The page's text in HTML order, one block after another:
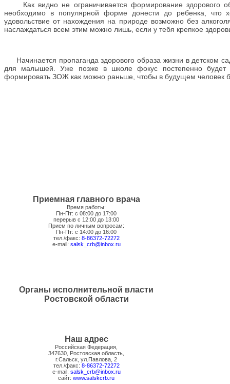
Как видно не ограничивается формирование здорового
необходимо в популярной форме донести до ребенка, что
удовольствие от нахождения на природе возможно без
наслаждаться всем этим можно лишь, если у тебя крепкое
Начинается пропаганда здорового образа жизни в детском
для малышей. Уже позже в школе фокус постепенно будет
формировать ЗОЖ как можно раньше, чтобы в будущем человек
Приемная главного врача
Время работы:
Пн-Пт: с 08:00 до 17:00
перерыв с 12:00 до 13:00
Прием по личным вопросам:
Пн-Пт: с 14:00 до 16:00
тел./факс: 8-86372-72272
e-mail: salsk_crb@inbox.ru
Органы исполнительной власти
Ростовской области
Наш адрес
Российская Федерация,
347630, Ростовская область,
г.Сальск, ул.Павлова, 2
тел./факс: 8-86372-72272
e-mail: salsk_crb@inbox.ru
сайт: www.salskcrb.ru